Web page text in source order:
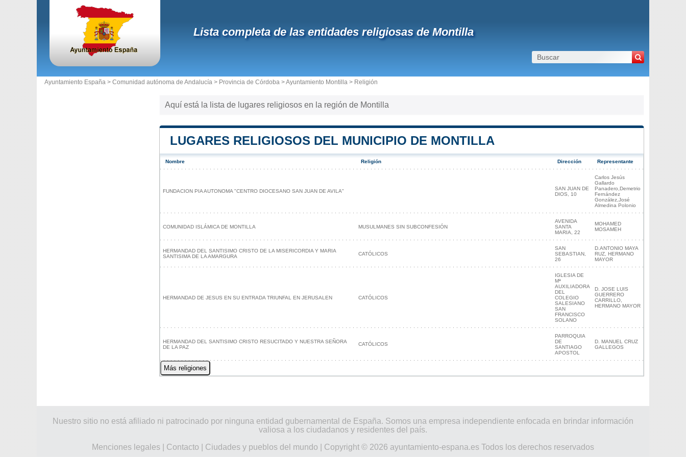
Lista completa de las entidades religiosas de Montilla
Ayuntamiento España > Comunidad autónoma de Andalucía > Provincia de Córdoba >Ayuntamiento Montilla > Religión
Aquí está la lista de lugares religiosos en la región de Montilla
LUGARES RELIGIOSOS DEL MUNICIPIO DE MONTILLA
Nombre Religión Dirección Representante
FUNDACION PIA AUTONOMA "CENTRO DIOCESANO SAN JUAN DE AVILA"
SAN JUAN DE
DIOS, 10
Carlos Jesús
Gallardo
Panadero,Demetrio
Fernández
González,José
Almedina Polonio
COMUNIDAD ISLÁMICA DE MONTILLA MUSULMANES SIN SUBCONFESIÓN
AVENIDA
SANTA
MARIA, 22
MOHAMED
MOSAMEH
HERMANDAD DEL SANTISIMO CRISTO DE LA MISERICORDIA Y MARIA
SANTISIMA DE LA AMARGURA
CATÓLICOS
SAN
SEBASTIAN,
26
D.ANTONIO MAYA
RUZ, HERMANO
MAYOR
HERMANDAD DE JESUS EN SU ENTRADA TRIUNFAL EN JERUSALEN CATÓLICOS
IGLESIA DE
Mª
AUXILIADORA
DEL
COLEGIO
SALESIANO
SAN
FRANCISCO
SOLANO
D. JOSE LUIS
GUERRERO
CARRILLO,
HERMANO MAYOR
HERMANDAD DEL SANTISIMO CRISTO RESUCITADO Y NUESTRA SEÑORA
DE LA PAZ
CATÓLICOS
PARROQUIA
DE
SANTIAGO
APOSTOL
D. MANUEL CRUZ
GALLEGOS
Más religiones
Nuestro sitio no está afiliado ni patrocinado por ninguna entidad gubernamental de España. Somos una empresa independiente enfocada en brindar información
valiosa a los ciudadanos y residentes del país.
Menciones legales
Contacto Ciudades y pueblos del mundo | Copyright © 2026 ayuntamiento-espana.es Todos los derechos reservados